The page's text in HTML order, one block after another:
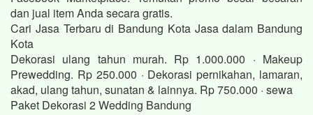
dan jual item Anda secara gratis.
Cari Jasa Terbaru di Bandung Kota Jasa dalam Bandung
Kota
Dekorasi ulang tahun murah. Rp 1.000.000 · Makeup
Prewedding. Rp 250.000 · Dekorasi pernikahan, lamaran,
akad, ulang tahun, sunatan & lainnya. Rp 750.000 · sewa
Paket Dekorasi 2 Wedding Bandung